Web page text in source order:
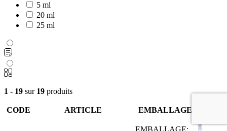
5 ml
20 ml
25 ml
1 - 19 sur 19 produits
CODE ARTICLE EMBALLAGE